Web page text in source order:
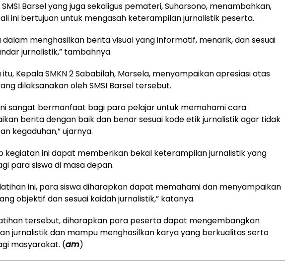
Barsel yang juga sekaligus pemateri, Suharsono, menambahkan,
ini bertujuan untuk mengasah keterampilan jurnalistik peserta.
dalam menghasilkan berita visual yang informatif, menarik, dan sesuai
jurnalistik,” tambahnya.
Kepala SMKN 2 Sababilah, Marsela, menyampaikan apresiasi atas
dilaksanakan oleh SMSI Barsel tersebut.
sangat bermanfaat bagi para pelajar untuk memahami cara
berita dengan baik dan benar sesuai kode etik jurnalistik agar tidak
kegaduhan,” ujarnya.
kegiatan ini dapat memberikan bekal keterampilan jurnalistik yang
para siswa di masa depan.
ini, para siswa diharapkan dapat memahami dan menyampaikan
objektif dan sesuai kaidah jurnalistik,” katanya.
tersebut, diharapkan para peserta dapat mengembangkan
jurnalistik dan mampu menghasilkan karya yang berkualitas serta
masyarakat. (am)